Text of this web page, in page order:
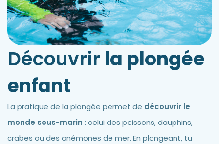
Découvrir la plongée
enfant
La pratique de la plongée permet de découvrir le
monde sous-marin : celui des poissons, dauphins,
crabes ou des anémones de mer. En plongeant, tu